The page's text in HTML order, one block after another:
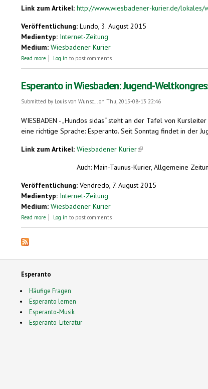
Link zum Artikel: http://www.wiesbadener-kurier.de/lokales/
Veröffentlichung: Lundo, 3. August 2015
Medientyp: Internet-Zeitung
Medium: Wiesbadener Kurier
Read more about Esperanto-Weltkongress in Wiesbaden: Crashkurs für
Log in to post comments
Esperanto in Wiesbaden: Jugend-
Submitted by Louis von Wunsc...on Thu, 2015-08-13 22:46
WIESBADEN - „Hundos sidas“ steht an der Tafel von
eine richtige Sprache: Esperanto. Seit Sonntag findet in der
Link zum Artikel: Wiesbadener Kurier(link is external)
Auch: Main-Taunus-Kurier, Allgemeine
Veröffentlichung: Vendredo, 7. August 2015
Medientyp: Internet-Zeitung
Medium: Wiesbadener Kurier
Read more about Esperanto in Wiesbaden: Jugend-Weltkongress mit
Log in to post comments
Esperanto
Häufige Fragen
Esperanto lernen
Esperanto-Musik
Esperanto-Literatur